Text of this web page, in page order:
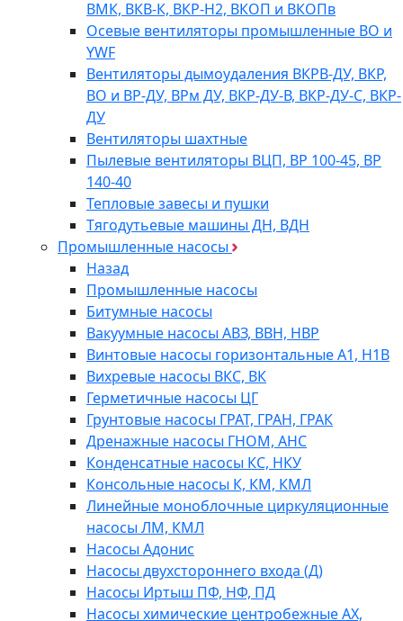
ВМК, ВКВ-К, ВКР-Н2, ВКОП и ВКОПв
Осевые вентиляторы промышленные ВО и
YWF
Вентиляторы дымоудаления ВКРВ-ДУ, ВКР,
ВО и ВР-ДУ, ВРм ДУ, ВКР-ДУ-В, ВКР-ДУ-С, ВКР-
ДУ
Вентиляторы шахтные
Пылевые вентиляторы ВЦП, ВР 100-45, ВР
140-40
Тепловые завесы и пушки
Тягодутьевые машины ДН, ВДН
Промышленные насосы
Назад
Промышленные насосы
Битумные насосы
Вакуумные насосы АВЗ, ВВН, НВР
Винтовые насосы горизонтальные А1, Н1В
Вихревые насосы ВКС, ВК
Герметичные насосы ЦГ
Грунтовые насосы ГРАТ, ГРАН, ГРАК
Дренажные насосы ГНОМ, АНС
Конденсатные насосы КС, НКУ
Консольные насосы К, КМ, КМЛ
Линейные моноблочные циркуляционные
насосы ЛМ, КМЛ
Насосы Адонис
Насосы двухстороннего входа (Д)
Насосы Иртыш ПФ, НФ, ПД
Насосы химические центробежные АХ,